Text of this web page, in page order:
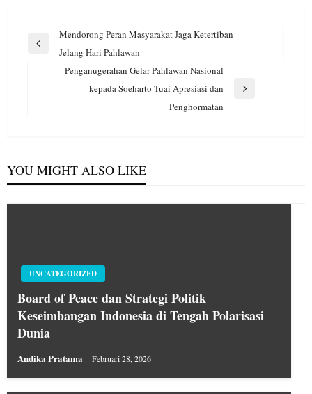
NavigasiMendorong Peran Masyarakat Jaga Ketertiban
Jelang Hari Pahlawan
Penganugerahan Gelar Pahlawan Nasional
kepada Soeharto Tuai Apresiasi dan
Penghormatan
YOU MIGHT ALSO LIKE
UNCATEGORIZED
Board of Peace dan Strategi Politik
Keseimbangan Indonesia di Tengah Polarisasi
Dunia
Andika Pratama Februari 28, 2026